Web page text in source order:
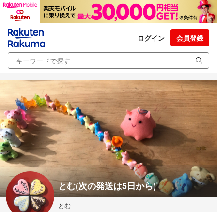
ログイン 会員登録
とむ(次の発送は5日から)
とむ